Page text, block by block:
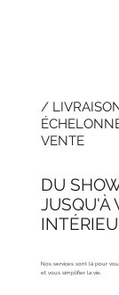
/
VENTE
DU
JUSQU'À
Nos services sont là pour
et vous simplifier la vie.